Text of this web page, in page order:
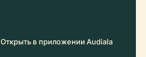
Открыть в приложении Audiala